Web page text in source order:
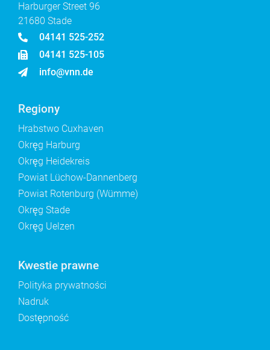
Harburger Street 96
21680 Stade
04141 525-252
04141 525-105
info@vnn.de
Regiony
Hrabstwo Cuxhaven
Okręg Harburg
Okręg Heidekreis
Powiat Lüchow-Dannenberg
Powiat Rotenburg (Wümme)
Okręg Stade
Okręg Uelzen
Kwestie prawne
Polityka prywatności
Nadruk
Dostępność